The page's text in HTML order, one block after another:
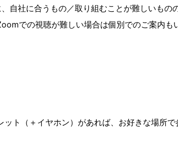
自社に合うもの／取り組むことが難しいもの
での視聴が難しい場合は個別でのご案内も
ト（＋イヤホン）があれば、お好きな場所で